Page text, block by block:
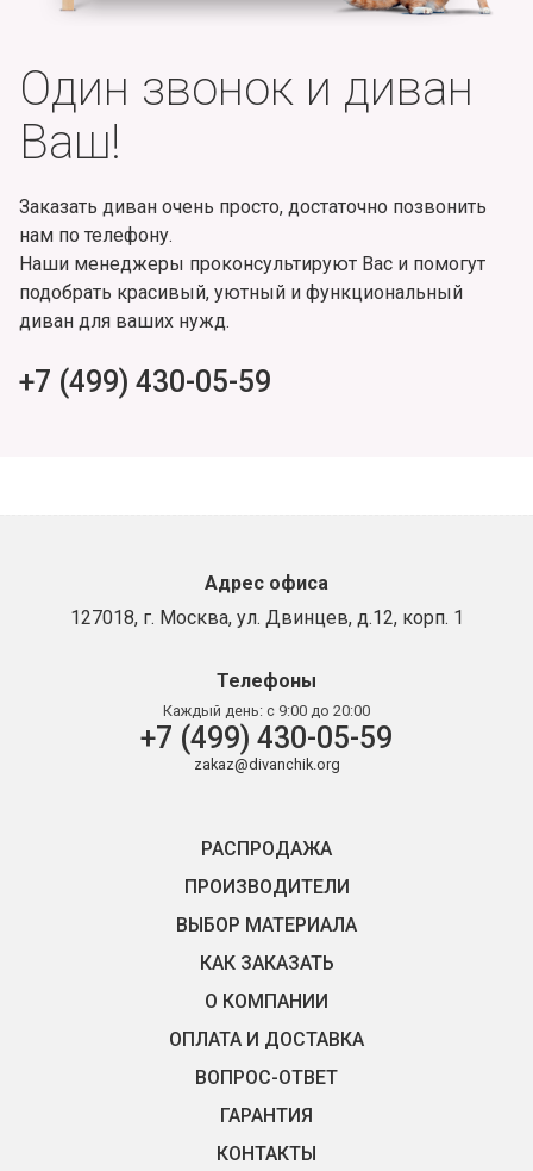
Один звонок и диван
Ваш!
Заказать диван очень просто, достаточно позвонить
нам по телефону.
Наши менеджеры проконсультируют Вас и помогут
подобрать красивый, уютный и функциональный
диван для ваших нужд.
+7 (499) 430-05-59
Адрес офиса
127018, г. Москва, ул. Двинцев, д.12, корп. 1
Телефоны
Каждый день: с 9:00 до 20:00
+7 (499) 430-05-59
zakaz@divanchik.org
РАСПРОДАЖА
ПРОИЗВОДИТЕЛИ
ВЫБОР МАТЕРИАЛА
КАК ЗАКАЗАТЬ
О КОМПАНИИ
ОПЛАТА И ДОСТАВКА
ВОПРОС-ОТВЕТ
ГАРАНТИЯ
КОНТАКТЫ